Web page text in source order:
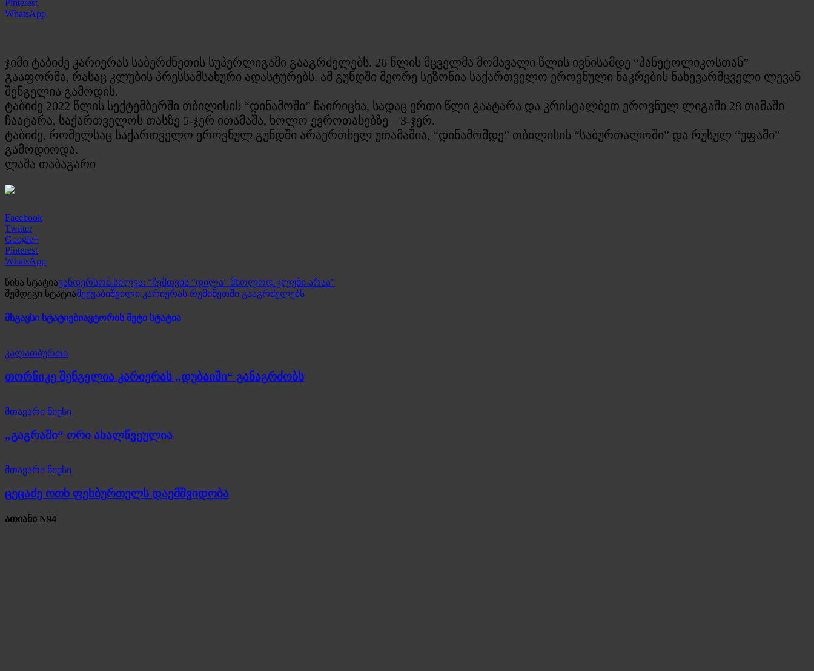
Pinterest
WhatsApp
ჯიმი ტაბიძე კარიერას საბერძნეთის სუპერლიგაში გააგრძელებს. 26 წლის მცველმა მომავალი წლის ივნისამდე “პანეტოლიკოსთან”
გააფორმა, რასაც კლუბის პრესსამსახური ადასტურებს. ამ გუნდში მეორე სეზონია საქართველო ეროვნული ნაკრების ნახევარმცველი ლევან
შენგელია გამოდის.
ტაბიძე 2022 წლის სექტემბერში თბილისის “დინამოში” ჩაირიცხა, სადაც ერთი წლი გაატარა და კრისტალბეთ ეროვნულ ლიგაში 28 თამაში
ჩაატარა, საქართველოს თასზე 5-ჯერ ითამაშა, ხოლო ევროთასებზე – 3-ჯერ.
ტაბიძე, რომელსაც საქართველო ეროვნულ გუნდში არაერთხელ უთამაშია, “დინამომდე” თბილისის “საბურთალოში” და რუსულ “უფაში”
გამოდიოდა.
ლაშა თაბაგარი
Facebook
Twitter
Google+
Pinterest
WhatsApp
წინა სტატიავანდერსონ სილვა: “ჩემთვის “დილა” მხოლოდ კლუბი არაა”
შემდეგი სტატიამექვაბიშვილი კარიერას რუმინეთში გააგრძელებს
მსგავსი სტატიებიავტორის მეტი სტატია
კალათბურთი
თორნიკე შენგელია კარიერას „დუბაიში“ განაგრძობს
მთავარი ნიუსი
„გაგრაში“ ორი ახალწვეულია
მთავარი ნიუსი
ცეცაძე ოთხ ფეხბურთელს დაემშვიდობა
ათიანი N94